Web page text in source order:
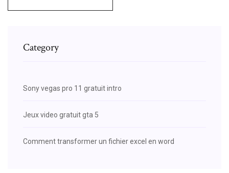
Category
Sony vegas pro 11 gratuit intro
Jeux video gratuit gta 5
Comment transformer un fichier excel en word